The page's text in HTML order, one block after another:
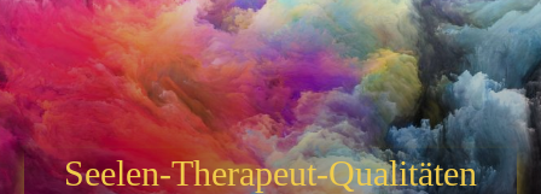
Seelen-Therapeut-Qualitäten